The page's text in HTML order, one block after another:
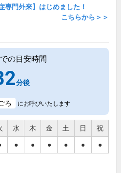
専門外来】はじめました！
こちらから＞＞
の目安時間
分後
ろ にお呼びいたします
水 木 金 土 日 祝
● ● ● ● ● ●